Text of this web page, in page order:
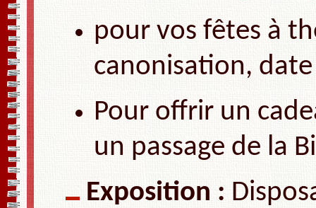
pour vos fêtes à
canonisation,
Pour offrir un
un passage de la
Exposition :